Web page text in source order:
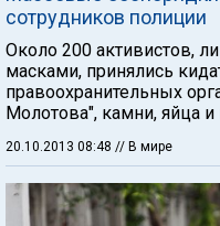
сотрудников полиции
Около 200 активистов,
масками, принялись
правоохранительных
Молотова", камни, яйца и
20.10.2013 08:48 // В мире